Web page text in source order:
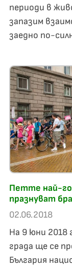
периоди в
запазим
заедно по-
Петте най-
празнуват
02.06.2018
На 9 юни 2018
града ще се
България